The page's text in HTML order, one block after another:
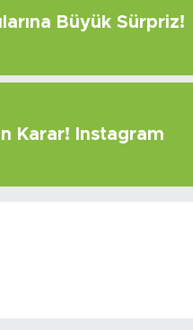
Büyük Sürpriz!
Karar! Instagram